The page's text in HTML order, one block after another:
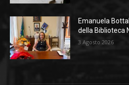
Emanuela
della Biblioteca
3 Agosto 2026